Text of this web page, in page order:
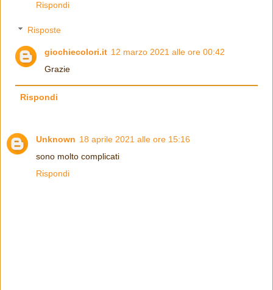
Rispondi
Risposte
giochiecolori.it 12 marzo 2021 alle ore 00:42
Grazie
Rispondi
Unknown 18 aprile 2021 alle ore 15:16
sono molto complicati
Rispondi